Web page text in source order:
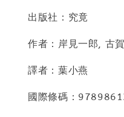
出版社：究竟
作者：岸見一郎, 古
譯者：葉小燕
國際條碼：